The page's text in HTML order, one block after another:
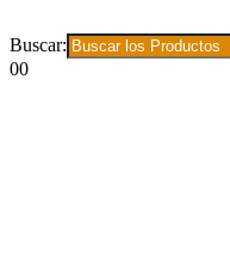
Buscar:
00